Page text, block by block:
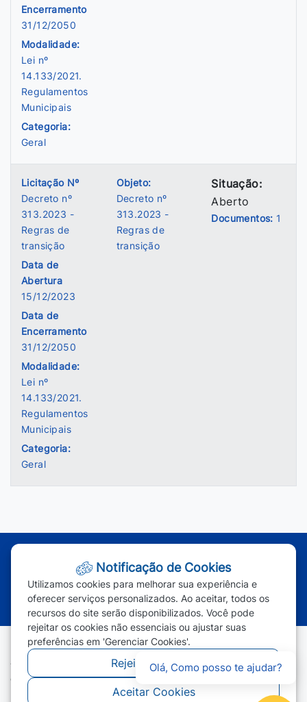
Encerramento
31/12/2050
Modalidade:
Lei nº
14.133/2021.
Regulamentos
Municipais
Categoria:
Geral
Licitação Nº
Decreto nº
313.2023 -
Regras de
transição
Data de
Abertura
15/12/2023
Data de
Encerramento
31/12/2050
Modalidade:
Lei nº
14.133/2021.
Regulamentos
Municipais
Categoria:
Geral
Objeto:
Decreto nº
313.2023 -
Regras de
transição
Situação:
Aberto
Documentos: 1
Atendimento - Segunda à Sexta | Das 7h às 11h e das 13h às 17h
(65) 3387-2800 | (65) 3387-2801
(65) 99963-1219
Todos os direitos reservados - Prefeitura Municipal de Campos
de Júlio - 2026
Notificação de Cookies
Utilizamos cookies para melhorar sua experiência e
oferecer serviços personalizados. Ao aceitar, todos os
recursos do site serão disponibilizados. Você pode
rejeitar os cookies não essenciais ou ajustar suas
preferências em 'Gerenciar Cookies'.
Rejeitar Cookies
Aceitar Cookies
Olá, Como posso te ajudar?